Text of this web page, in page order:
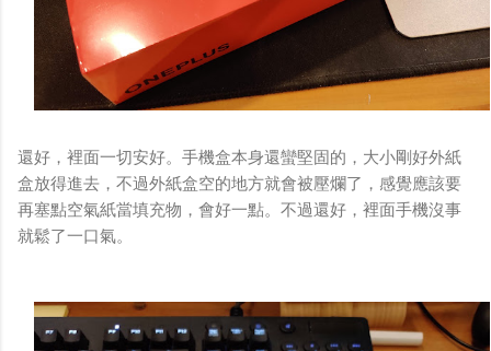
還好，裡面一切安好。手機盒本身還蠻堅固的，大小剛好外紙
盒放得進去，不過外紙盒空的地方就會被壓爛了，感覺應該要
再塞點空氣紙當填充物，會好一點。不過還好，裡面手機沒事
就鬆了一口氣。